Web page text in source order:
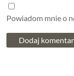
Powiadom mnie o